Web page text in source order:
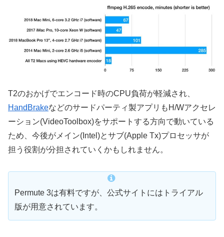
T2のおかげでエンコード時のCPU負荷が軽減され、
HandBrakeなどのサードパーティ製アプリもH/Wアクセレ
ーション(VideoToolbox)をサポートする方向で動いている
ため、今後がメイン(Intel)とサブ(Apple Tx)プロセッサが
担う役割が分担されていくかもしれません。
Permute 3は有料ですが、公式サイトにはトライアル
版が用意されています。